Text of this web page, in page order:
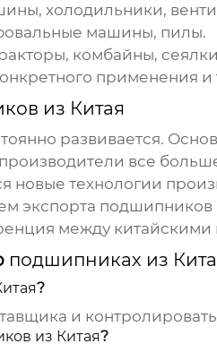
холодильники,
машины, пилы.
комбайны,
применения
из Китая
развивается.
все
новые технологии
экспорта подшипников
между
подшипниках из
?
и контролировать
из Китая?